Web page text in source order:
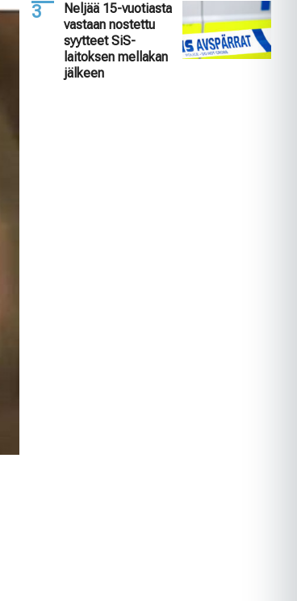
Neljää 15-vuotiasta
vastaan nostettu
syytteet SiS-
laitoksen mellakan
jälkeen